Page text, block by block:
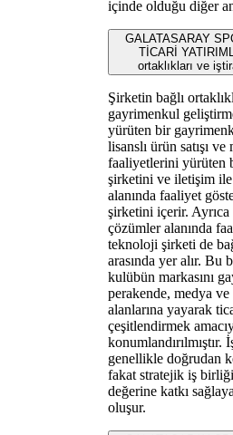
içinde olduğu diğer
GALATASARAY
TİCARİ
ortaklıkları ve
Şirketin bağlı
gayrimenkul
yürüten bir
lisanslı ürün satışı ve
faaliyetlerini yürüten
şirketini ve iletişim ile
alanında faaliyet
şirketini içerir.
çözümler alanında
teknoloji şirketi de
arasında yer alır. Bu
kulübün markasını
perakende, medya
alanlarına yayarak
çeşitlendirmek
konumlandırılmıştır.
genellikle doğrudan
fakat stratejik iş
değerine katkı
oluşur.